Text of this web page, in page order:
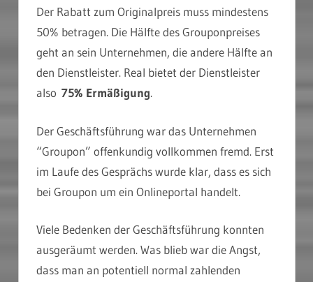
Der Rabatt zum Originalpreis muss mindestens
50% betragen. Die Hälfte des Grouponpreises
geht an sein Unternehmen, die andere Hälfte an
den Dienstleister. Real bietet der Dienstleister
also 75% Ermäßigung.
Der Geschäftsführung war das Unternehmen
“Groupon” offenkundig vollkommen fremd. Erst
im Laufe des Gesprächs wurde klar, dass es sich
bei Groupon um ein Onlineportal handelt.
Viele Bedenken der Geschäftsführung konnten
ausgeräumt werden. Was blieb war die Angst,
dass man an potentiell normal zahlenden